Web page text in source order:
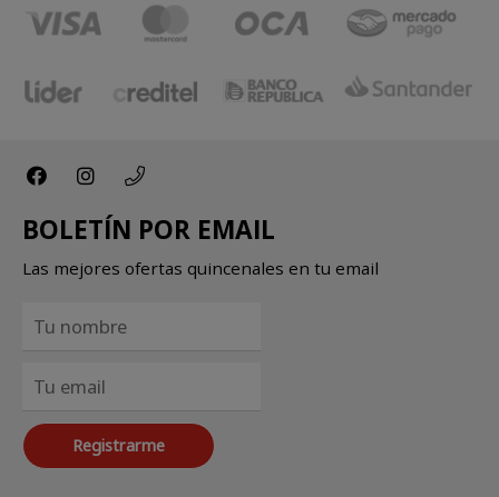
BOLETÍN POR EMAIL
Las mejores ofertas quincenales en tu email
Registrarme